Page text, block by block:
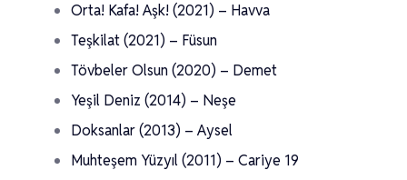
Orta! Kafa! Aşk! (2021) – Havva
Teşkilat (2021) – Füsun
Tövbeler Olsun (2020) – Demet
Yeşil Deniz (2014) – Neşe
Doksanlar (2013) – Aysel
Muhteşem Yüzyıl (2011) – Cariye 19